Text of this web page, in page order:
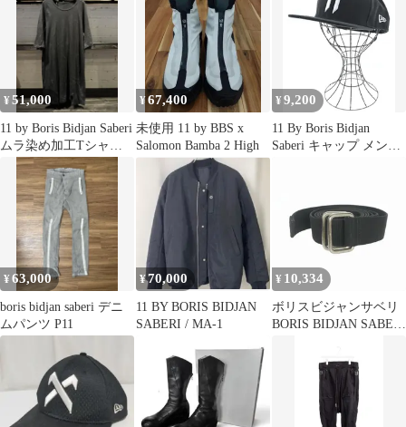
¥51,000
11 by Boris Bidjan Saberi
ムラ染め加工Tシャツ
ブラック
¥67,400
未使用 11 by BBS x
Salomon Bamba 2 High
¥9,200
11 By Boris Bidjan
Saberi キャップ メンズ
¥63,000
boris bidjan saberi デニ
ムパンツ P11
¥70,000
11 BY BORIS BIDJAN
SABERI / MA-1
¥ 10,334
ボリスビジャンサベリ
BORIS BIDJAN SABERI
ルベルト 小物 ブラック